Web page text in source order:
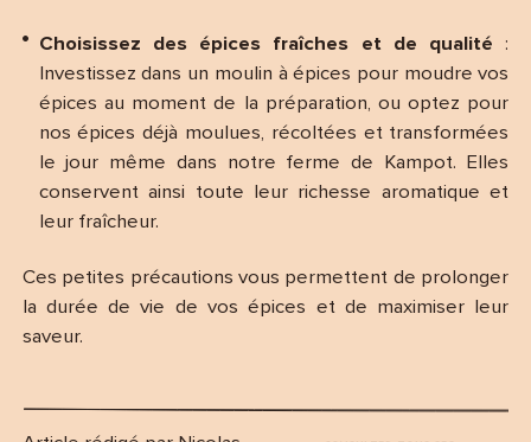
Choisissez des épices fraîches et de qualité :
Investissez dans un moulin à épices pour moudre vos
épices au moment de la préparation, ou optez pour
nos épices déjà moulues, récoltées et transformées
le jour même dans notre ferme de Kampot. Elles
conservent ainsi toute leur richesse aromatique et
leur fraîcheur.
Ces petites précautions vous permettent de prolonger
la durée de vie de vos épices et de maximiser leur
saveur.